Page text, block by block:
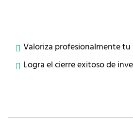
Valoriza profesionalmente
Logra el cierre exitoso de